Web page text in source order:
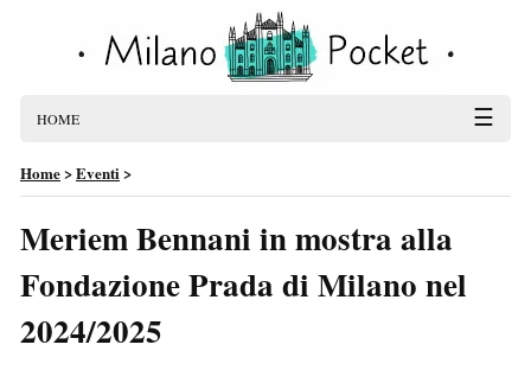
HOME ☰
Home>Eventi>
Meriem Bennani in mostra alla
Fondazione Prada di Milano nel
2024/2025